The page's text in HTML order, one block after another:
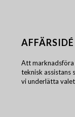
AFFÄRSIDÉ
Att
teknisk assistans
vi underlätta